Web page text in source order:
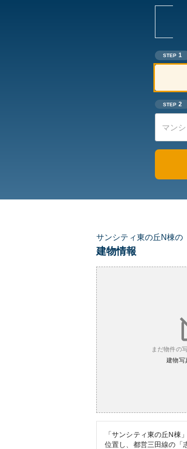
STEP 1
STEP 2
サンシティ東の丘N棟の
建物情報
まだ物件の
建物写
「サンシティ東の丘N棟
位置し、都営三田線の「